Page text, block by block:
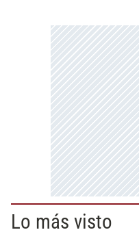
Lo más visto